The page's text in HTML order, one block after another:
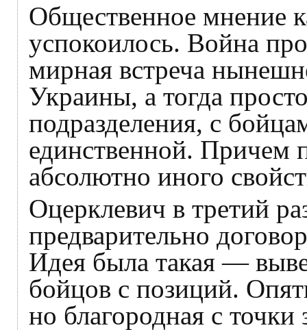
Общественное мнение
успокоилось. Война
мирная встреча
Украины, а тогда
подразделения, с
единственной. Причем
абсолютно иного
Оцерклевич в третий
предварительно
Идея была такая —
бойцов с позиций.
но благородная с